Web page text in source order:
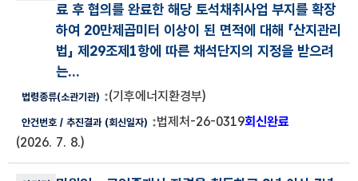
료 후 협의를 완료한 해당 토석채취사업 부지를 확장
하여 20만제곱미터 이상이 된 면적에 대해 「산지관리
법」 제29조제1항에 따른 채석단지의 지정을 받으려
는...
(기후에너지환경부)
법제처-26-0319회신완료
(2026. 7. 8.)